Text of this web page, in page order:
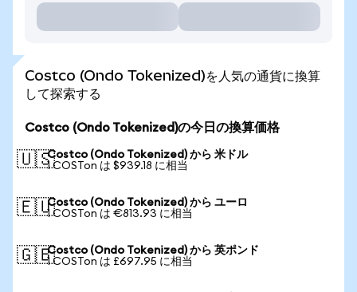
Costco (Ondo Tokenized)を人気の通貨に換算
して探索する
Costco (Ondo Tokenized)の今日の換算価格
🇺🇸Costco (Ondo Tokenized) から 米ドル
1 COSTon は $939.18 に相当
🇪🇺Costco (Ondo Tokenized) から ユーロ
1 COSTon は €813.93 に相当
🇬🇧Costco (Ondo Tokenized) から 英ポンド
1 COSTon は £697.95 に相当